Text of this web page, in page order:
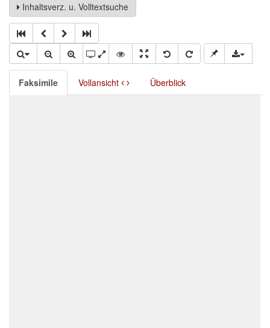
Inhaltsverz. u. Volltextsuche
Faksimile Vollansicht Überblick